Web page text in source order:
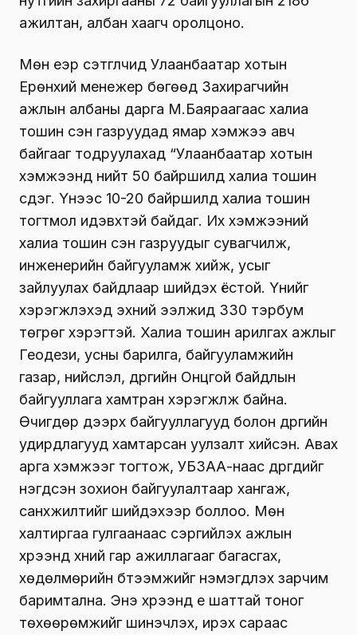
ажилтан, албан хаагч оролцоно.
Мөн үеэр сэтгүүлчид Улаанбаатар хотын
Ерөнхий менежер бөгөөд Захирагчийн
ажлын албаны дарга М.Баяраагаас халиа
тошин үүсэн газруудад ямар хэмжээ авч
байгааг тодруулахад “Улаанбаатар хотын
хэмжээнд нийт 50 байршилд халиа тошин
үүсдэг. Үүнээс 10-20 байршилд халиа тошин
тогтмол идэвхтэй байдаг. Их хэмжээний
халиа тошин үүсэн газруудыг сувагчилж,
инженерийн байгууламж хийж, усыг
зайлуулах байдлаар шийдэх ёстой. Үүнийг
хэрэгжүүлэхэд эхний ээлжид 330 тэрбум
төгрөг хэрэгтэй. Халиа тошин арилгах ажлыг
Геодези, усны барилга, байгууламжийн
газар, нийслэл, дүүргийн Онцгой байдлын
байгууллага хамтран хэрэгжүүлж байна.
Өчигдөр дээрх байгууллагууд болон дүүргийн
удирдлагууд хамтарсан уулзалт хийсэн. Авах
арга хэмжээг тогтож, УБЗАА-наас дүүргүүдийг
нэгдсэн зохион байгуулалтаар хангаж,
санхүүжилтийг шийдэхээр боллоо. Мөн
халтиргаа гулгаанаас сэргийлэх ажлын
хүрээнд хүний гар ажиллагааг багасгах,
хөдөлмөрийн бүтээмжийг нэмэгдүүлэх зарчим
баримтална. Энэ хүрээнд үе шаттай тоног
төхөөрөмжийг шинэчлэх, ирэх сараас